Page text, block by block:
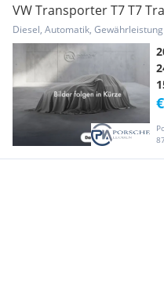
VW Transporter T7 T7
Kastenwagen Edition TDI
Kastenwagen
Diesel, Automatik, Gewährleistung